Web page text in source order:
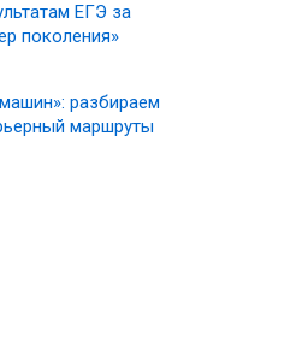
ЕГЭ за
поколения»
разбираем
маршруты